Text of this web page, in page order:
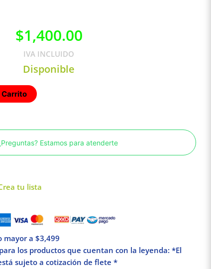
$1,400.00
IVA INCLUIDO
Disponible
Carrito
Estamos para atenderte
tu lista
mayor a $3,499
los productos que cuentan con la leyenda: *El
sujeto a cotización de flete *